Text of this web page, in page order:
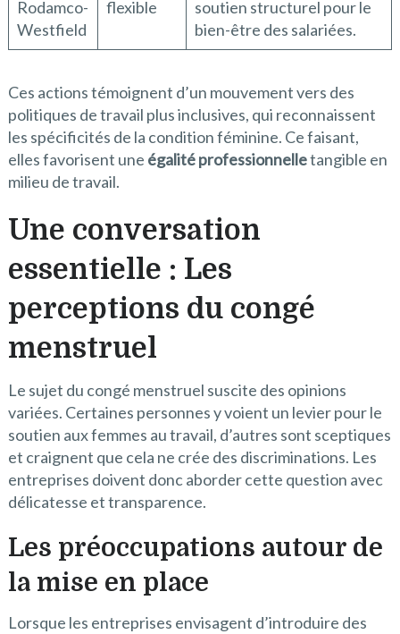
Rodamco-
Westfield
flexible
soutien structurel pour le
bien-être des salariées.
Ces actions témoignent d’un mouvement vers des
politiques de travail plus inclusives, qui reconnaissent
les spécificités de la condition féminine. Ce faisant,
elles favorisent une égalité professionnelletangible en
milieu de travail.
Une conversation
essentielle : Les
perceptions du congé
menstruel
Le sujet du congé menstruel suscite des opinions
variées. Certaines personnes y voient un levier pour le
soutien aux femmes au travail, d’autres sont sceptiques
et craignent que cela ne crée des discriminations. Les
entreprises doivent donc aborder cette question avec
délicatesse et transparence.
Les préoccupations autour de
la mise en place
Lorsque les entreprises envisagent d’introduire des